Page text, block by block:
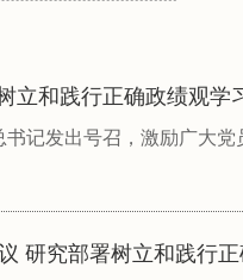
和践行正确政绩观学
记发出号召，激励广大
研究部署树立和践行